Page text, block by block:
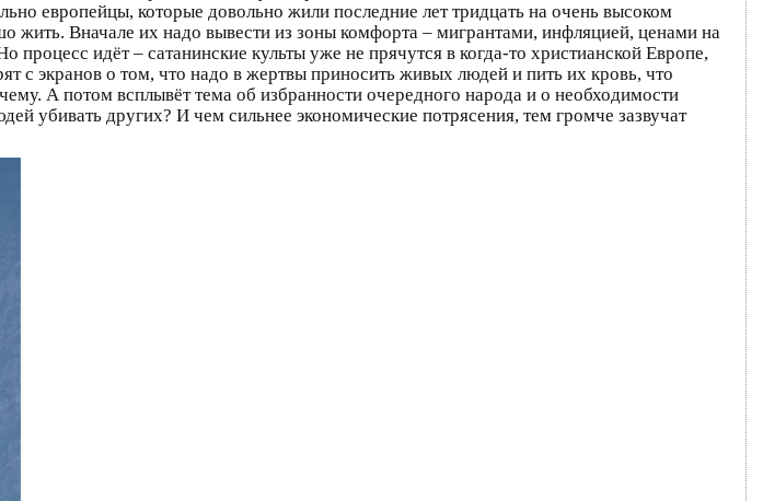
европейцы, которые довольно жили последние лет тридцать на очень высоком
жить. Вначале их надо вывести из зоны комфорта – мигрантами, инфляцией, ценами на
идёт – сатанинские культы уже не прячутся в когда-то христианской Европе,
с экранов о том, что надо в жертвы приносить живых людей и пить их кровь, что
А потом всплывёт тема об избранности очередного народа и о необходимости
убивать других? И чем сильнее экономические потрясения, тем громче зазвучат